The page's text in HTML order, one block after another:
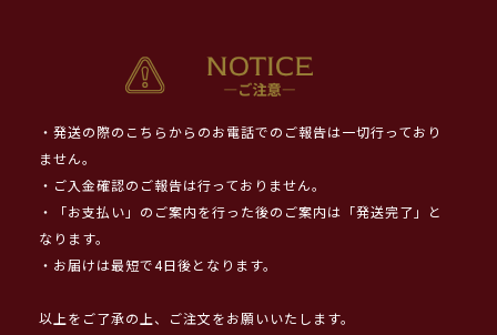
・発送の際のこちらからのお電話でのご報告は一切行っており
ません。
・ご入金確認のご報告は行っておりません。
・「お支払い」のご案内を行った後のご案内は「発送完了」と
なります。
・お届けは最短で4日後となります。
以上をご了承の上、ご注文をお願いいたします。